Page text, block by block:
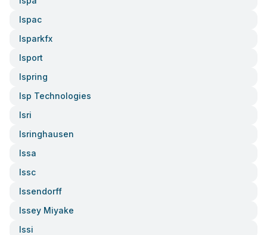
Ispac
Isparkfx
Isport
Ispring
Isp Technologies
Isri
Isringhausen
Issa
Issc
Issendorff
Issey Miyake
Issi